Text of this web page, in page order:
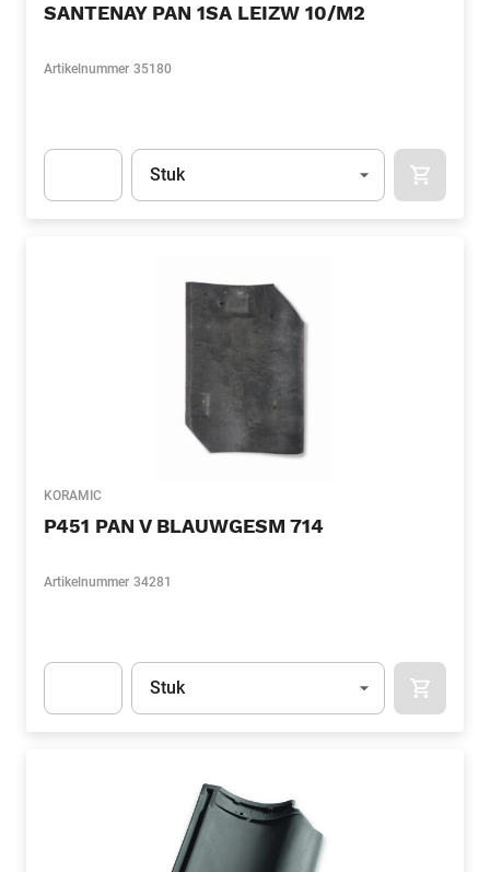
SANTENAY PAN 1SA LEIZW 10/M2
Artikelnummer 35180
Eenheid
Stuk
KORAMIC
P451 PAN V BLAUWGESM 714
Artikelnummer 34281
Eenheid
Stuk